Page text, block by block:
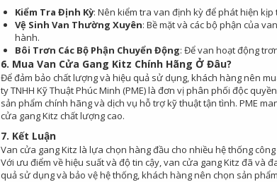
Kiểm Tra Định Kỳ: Nên kiểm tra van định kỳ để phát hiện
Vệ Sinh Van Thường Xuyên: Bề mặt và các bộ phận của
hành.
Bôi Trơn Các Bộ Phận Chuyển Động: Để van hoạt động
6. Mua Van Cửa Gang Kitz Chính Hãng Ở Đâu?
Để đảm bảo chất lượng và hiệu quả sử dụng, khách hàng nên
ty TNHH Kỹ Thuật Phúc Minh (PME) là đơn vị phân phối độc
sản phẩm chính hãng và dịch vụ hỗ trợ kỹ thuật tận tình. PME
cửa gang Kitz chất lượng cao.
7. Kết Luận
Van cửa gang Kitz là lựa chọn hàng đầu cho nhiều hệ thống
Với ưu điểm về hiệu suất và độ tin cậy, van cửa gang Kitz đã và
quả sử dụng và bảo vệ hệ thống, khách hàng nên chọn sản